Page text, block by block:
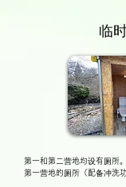
临
第一和第二营地均设有厕所。
第一营地的厕所（配备冲洗功